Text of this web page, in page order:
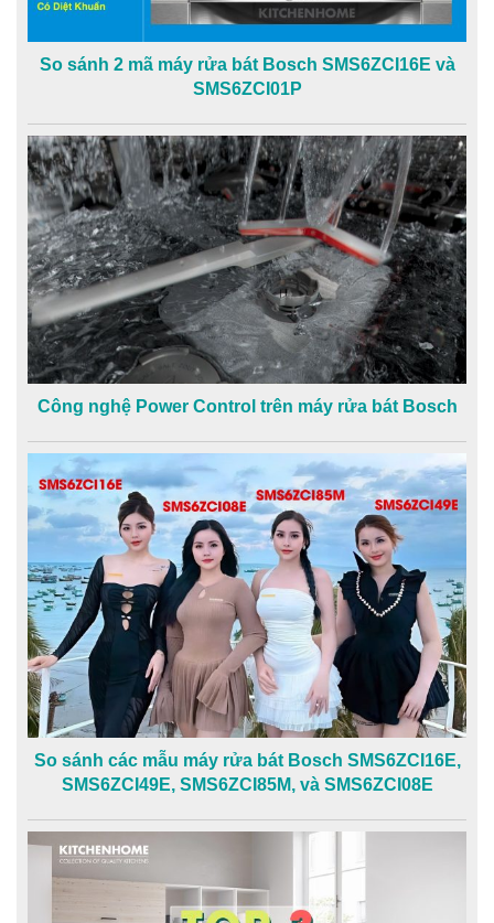
So sánh 2 mã máy rửa bát Bosch SMS6ZCI16E và
SMS6ZCI01P
Công nghệ Power Control trên máy rửa bát Bosch
So sánh các mẫu máy rửa bát Bosch SMS6ZCI16E,
SMS6ZCI49E, SMS6ZCI85M, và SMS6ZCI08E